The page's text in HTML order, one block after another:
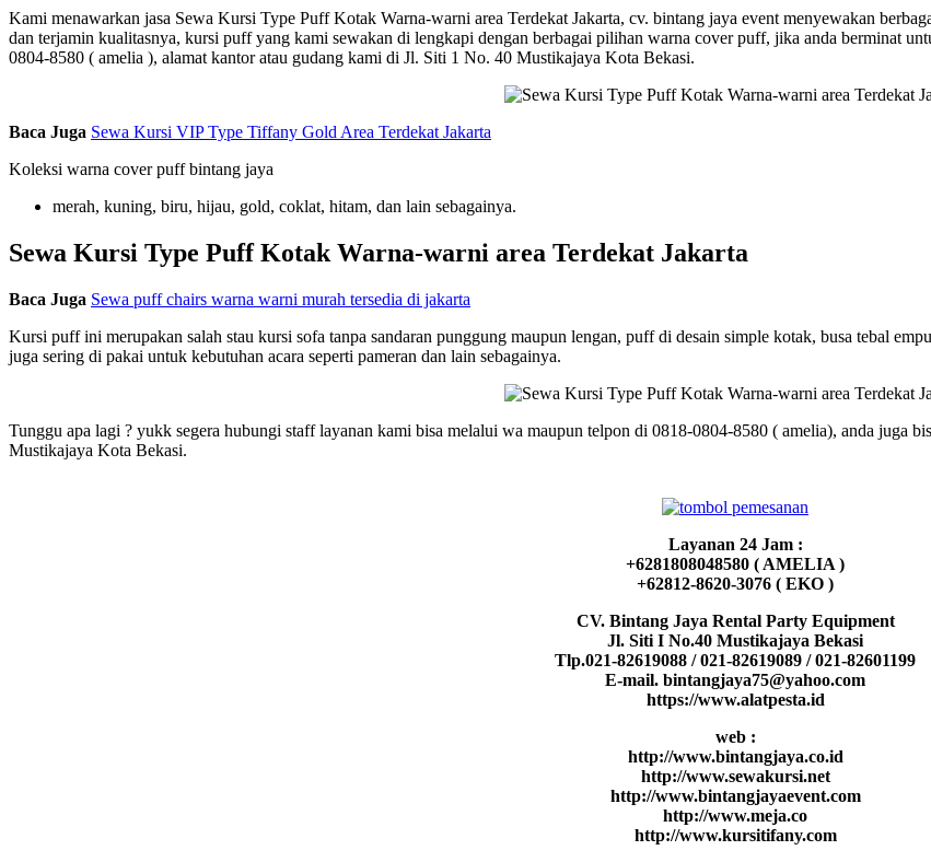
Kami menawarkan jasa Sewa Kursi Type Puff Kotak Warna-warni area Terdekat Jakarta, cv. bintang jaya event menyewakan
dan terjamin kualitasnya, kursi puff yang kami sewakan di lengkapi dengan berbagai pilihan warna cover puff, jika anda berminat
0804-8580 ( amelia ), alamat kantor atau gudang kami di Jl. Siti 1 No. 40 Mustikajaya Kota Bekasi.
Baca Juga Sewa Kursi VIP Type Tiffany Gold Area Terdekat Jakarta
Koleksi warna cover puff bintang jaya
merah, kuning, biru, hijau, gold, coklat, hitam, dan lain sebagainya.
Sewa Kursi Type Puff Kotak Warna-warni area Terdekat Jakarta
Baca Juga Sewa puff chairs warna warni murah tersedia di jakarta
Kursi puff ini merupakan salah stau kursi sofa tanpa sandaran punggung maupun lengan, puff di desain simple kotak, busa tebal
juga sering di pakai untuk kebutuhan acara seperti pameran dan lain sebagainya.
Tunggu apa lagi ? yukk segera hubungi staff layanan kami bisa melalui wa maupun telpon di 0818-0804-8580 ( amelia), anda juga
Mustikajaya Kota Bekasi.
Layanan 24 Jam :
+6281808048580 ( AMELIA )
+62812-8620-3076 ( EKO )
CV. Bintang Jaya Rental Party Equipment
Jl. Siti I No.40 Mustikajaya Bekasi
Tlp.021-82619088 / 021-82619089 / 021-82601199
E-mail. bintangjaya75@yahoo.com
https://www.alatpesta.id
web :
http://www.bintangjaya.co.id
http://www.sewakursi.net
http://www.bintangjayaevent.com
http://www.meja.co
http://www.kursitifany.com